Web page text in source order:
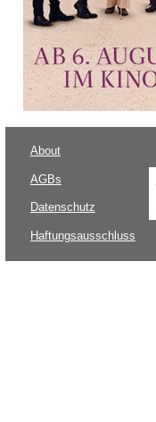
About
AGBs
Datenschutz
Haftungsausschluss